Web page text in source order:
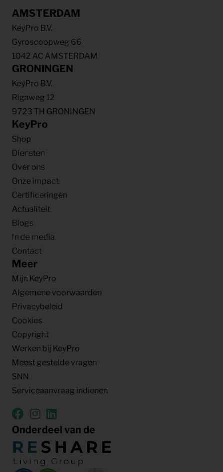
AMSTERDAM
KeyPro B.V.
Gyroscoopweg 66
1042 AC AMSTERDAM
GRONINGEN
KeyPro B.V.
Rigaweg 12
9723 TH GRONINGEN
KeyPro
Shop
Diensten
Over ons
Onze impact
Certificeringen
Actualiteit
Blogs
In de media
Contact
Meer
Mijn KeyPro
Algemene voorwaarden
Privacybeleid
Cookies
Copyright
Werken bij KeyPro
Meest gestelde vragen
SNN
Serviceaanvraag indienen
Onderdeel van de